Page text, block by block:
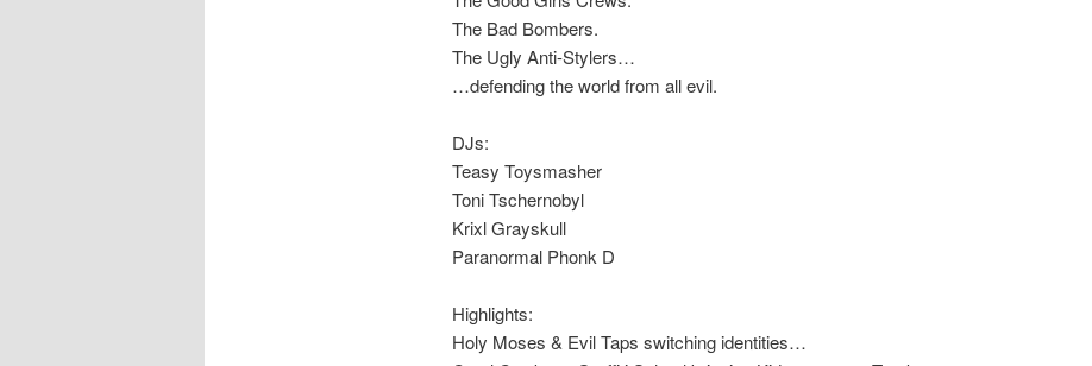
The Bad Bombers.
The Ugly Anti-Stylers…
…defending the world from all evil.
DJs:
Teasy Toysmasher
Toni Tschernobyl
Krixl Grayskull
Paranormal Phonk D
Highlights:
Holy Moses & Evil Taps switching identities…